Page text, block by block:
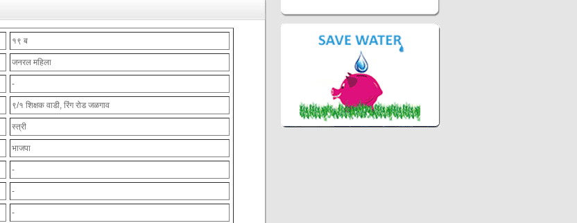
१९ ब
जनरल महिला
-
९/१ शिक्षक वाडी, रिंग रोड जळगाव
स्त्री
भाजपा
-
-
-